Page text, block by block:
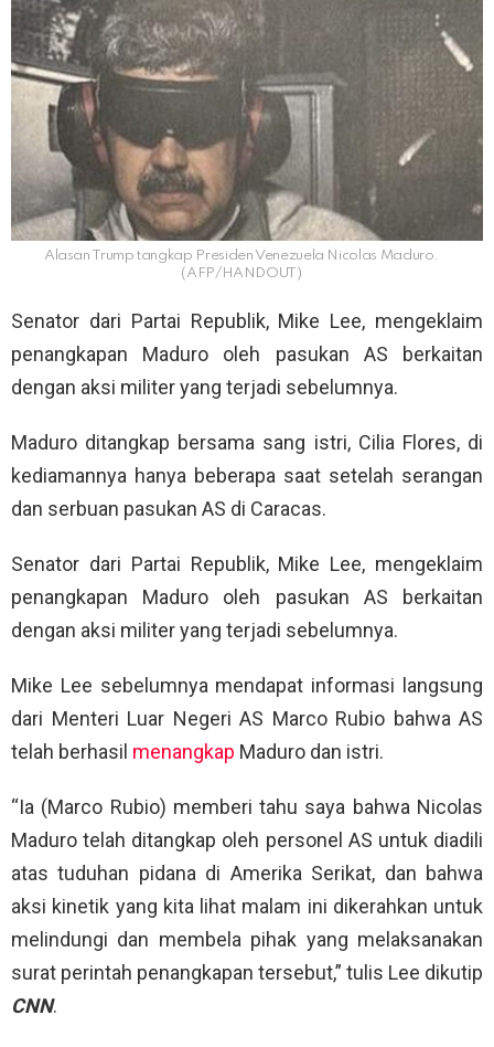
Alasan Trump tangkap Presiden Venezuela Nicolas Maduro.
(AFP/HANDOUT)
Senator dari Partai Republik, Mike Lee, mengeklaim
penangkapan Maduro oleh pasukan AS berkaitan
dengan aksi militer yang terjadi sebelumnya.
Maduro ditangkap bersama sang istri, Cilia Flores, di
kediamannya hanya beberapa saat setelah serangan
dan serbuan pasukan AS di Caracas.
Senator dari Partai Republik, Mike Lee, mengeklaim
penangkapan Maduro oleh pasukan AS berkaitan
dengan aksi militer yang terjadi sebelumnya.
Mike Lee sebelumnya mendapat informasi langsung
dari Menteri Luar Negeri AS Marco Rubio bahwa AS
telah berhasil menangkap Maduro dan istri.
“Ia (Marco Rubio) memberi tahu saya bahwa Nicolas
Maduro telah ditangkap oleh personel AS untuk diadili
atas tuduhan pidana di Amerika Serikat, dan bahwa
aksi kinetik yang kita lihat malam ini dikerahkan untuk
melindungi dan membela pihak yang melaksanakan
surat perintah penangkapan tersebut,” tulis Lee dikutip
CNN.